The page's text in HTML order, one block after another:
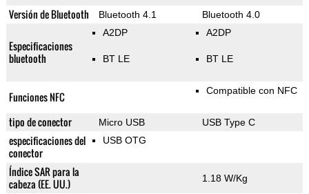
Versión de Bluetooth Bluetooth 4.1 Bluetooth 4.0
Especificaciones
bluetooth
A2DP
BT LE
A2DP
BT LE
Funciones NFC Compatible con NFC
tipo de conector Micro USB USB Type C
especificaciones del
conector
USB OTG
Índice SAR para la
cabeza (EE. UU.)
1.18 W/Kg